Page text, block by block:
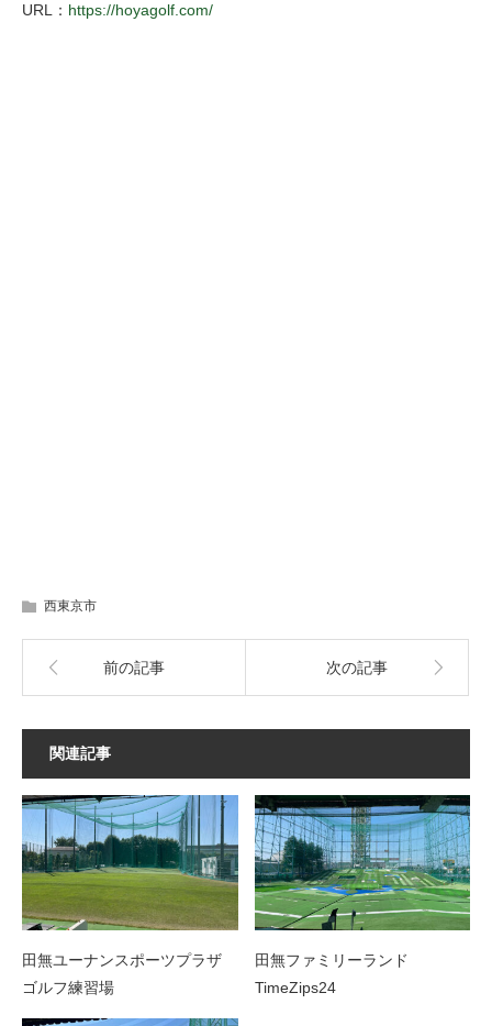
URL： https://hoyagolf.com/
西東京市
前の記事 次の記事
関連記事
田無ユーナンスポーツプラザ
ゴルフ練習場
田無ファミリーランド
TimeZips24